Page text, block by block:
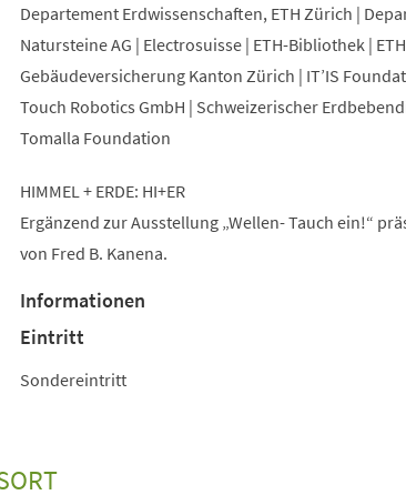
Departement Erdwissenschaften, ETH Zürich |
Natursteine AG | Electrosuisse | ETH-Bibliothek |
Gebäudeversicherung Kanton Zürich | IT’IS
Touch Robotics GmbH | Schweizerischer
Tomalla Foundation
HIMMEL + ERDE: HI+ER
Ergänzend zur Ausstellung „Wellen- Tauch ein!“
von Fred B. Kanena.
Informationen
Eintritt
Sondereintritt